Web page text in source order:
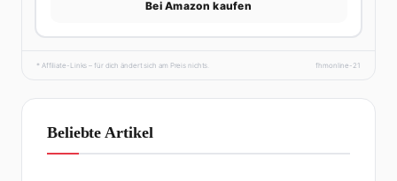
Bei Amazon kaufen
* Affiliate-Links – für dich ändert sich am Preis nichts. fhmonline-21
Beliebte Artikel